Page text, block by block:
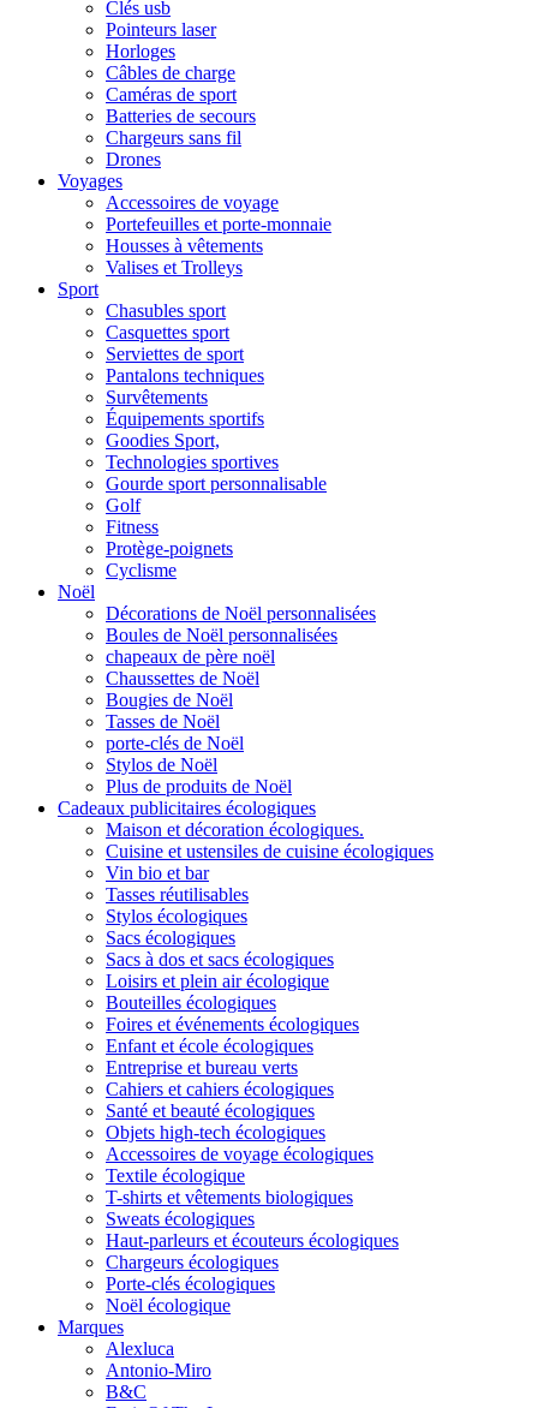
Clés usb
Pointeurs laser
Horloges
Câbles de charge
Caméras de sport
Batteries de secours
Chargeurs sans fil
Drones
Voyages
Accessoires de voyage
Portefeuilles et porte-monnaie
Housses à vêtements
Valises et Trolleys
Sport
Chasubles sport
Casquettes sport
Serviettes de sport
Pantalons techniques
Survêtements
Équipements sportifs
Goodies Sport,
Technologies sportives
Gourde sport personnalisable
Golf
Fitness
Protège-poignets
Cyclisme
Noël
Décorations de Noël personnalisées
Boules de Noël personnalisées
chapeaux de père noël
Chaussettes de Noël
Bougies de Noël
Tasses de Noël
porte-clés de Noël
Stylos de Noël
Plus de produits de Noël
Cadeaux publicitaires écologiques
Maison et décoration écologiques.
Cuisine et ustensiles de cuisine écologiques
Vin bio et bar
Tasses réutilisables
Stylos écologiques
Sacs écologiques
Sacs à dos et sacs écologiques
Loisirs et plein air écologique
Bouteilles écologiques
Foires et événements écologiques
Enfant et école écologiques
Entreprise et bureau verts
Cahiers et cahiers écologiques
Santé et beauté écologiques
Objets high-tech écologiques
Accessoires de voyage écologiques
Textile écologique
T-shirts et vêtements biologiques
Sweats écologiques
Haut-parleurs et écouteurs écologiques
Chargeurs écologiques
Porte-clés écologiques
Noël écologique
Marques
Alexluca
Antonio-Miro
B&C